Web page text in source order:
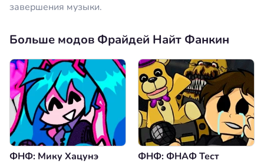
завершения музыки.
Больше модов Фрайдей Найт Фанкин
ФНФ: Мику Хацунэ ФНФ: ФНАФ Тест